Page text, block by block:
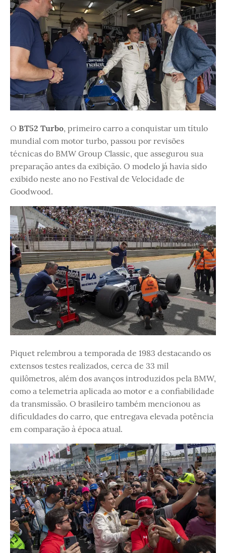
O BT52 Turbo, primeiro carro a conquistar um título
mundial com motor turbo, passou por revisões
técnicas do BMW Group Classic, que assegurou sua
preparação antes da exibição. O modelo já havia sido
exibido neste ano no Festival de Velocidade de
Goodwood.
Piquet relembrou a temporada de 1983 destacando os
extensos testes realizados, cerca de 33 mil
quilômetros, além dos avanços introduzidos pela BMW,
como a telemetria aplicada ao motor e a confiabilidade
da transmissão. O brasileiro também mencionou as
dificuldades do carro, que entregava elevada potência
em comparação à época atual.